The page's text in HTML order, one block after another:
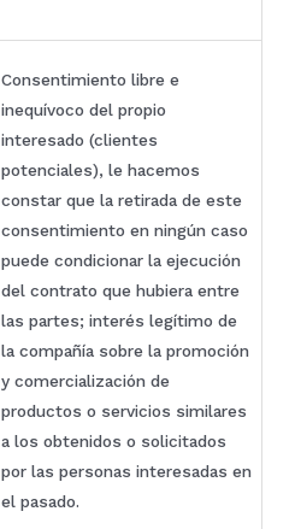
Consentimiento libre e
inequívoco del propio
interesado (clientes
potenciales), le hacemos
constar que la retirada de este
consentimiento en ningún caso
puede condicionar la ejecución
del contrato que hubiera entre
las partes; interés legítimo de
la compañía sobre la promoción
y comercialización de
productos o servicios similares
a los obtenidos o solicitados
por las personas interesadas en
el pasado.